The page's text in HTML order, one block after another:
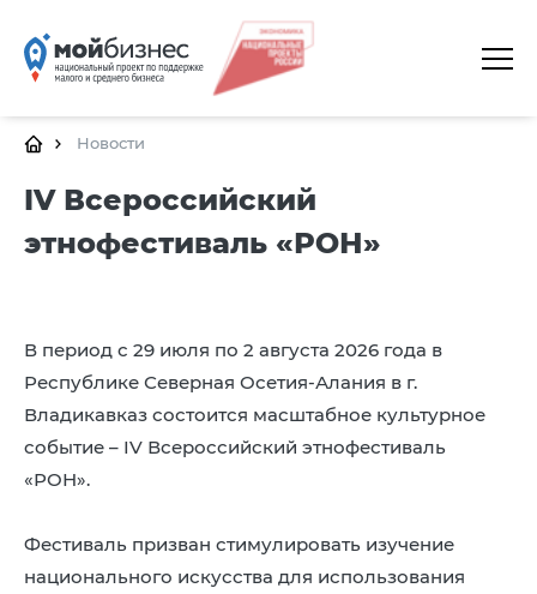
8 (4942) 42-35-83
Версия для слабовидящих
ГЛАВНАЯ
ГАЛЕРЕЯ
ЦЕНТРЫ
ПОЛЕЗНЫЕ ССЫЛКИ
КОНТАКТЫ
Новости
IV Всероссийский
этнофестиваль «РОН»
В период с 29 июля по 2 августа 2026 года в
Республике Северная Осетия-Алания в г.
Владикавказ состоится масштабное культурное
событие – IV Всероссийский этнофестиваль
«РОН».
Фестиваль призван стимулировать изучение
национального искусства для использования